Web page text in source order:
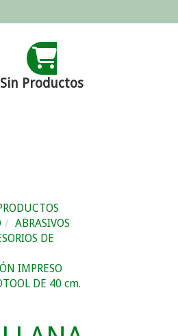
Sin Productos
ABRASIVOS
DE
IMPRESO
DE 40 cm.